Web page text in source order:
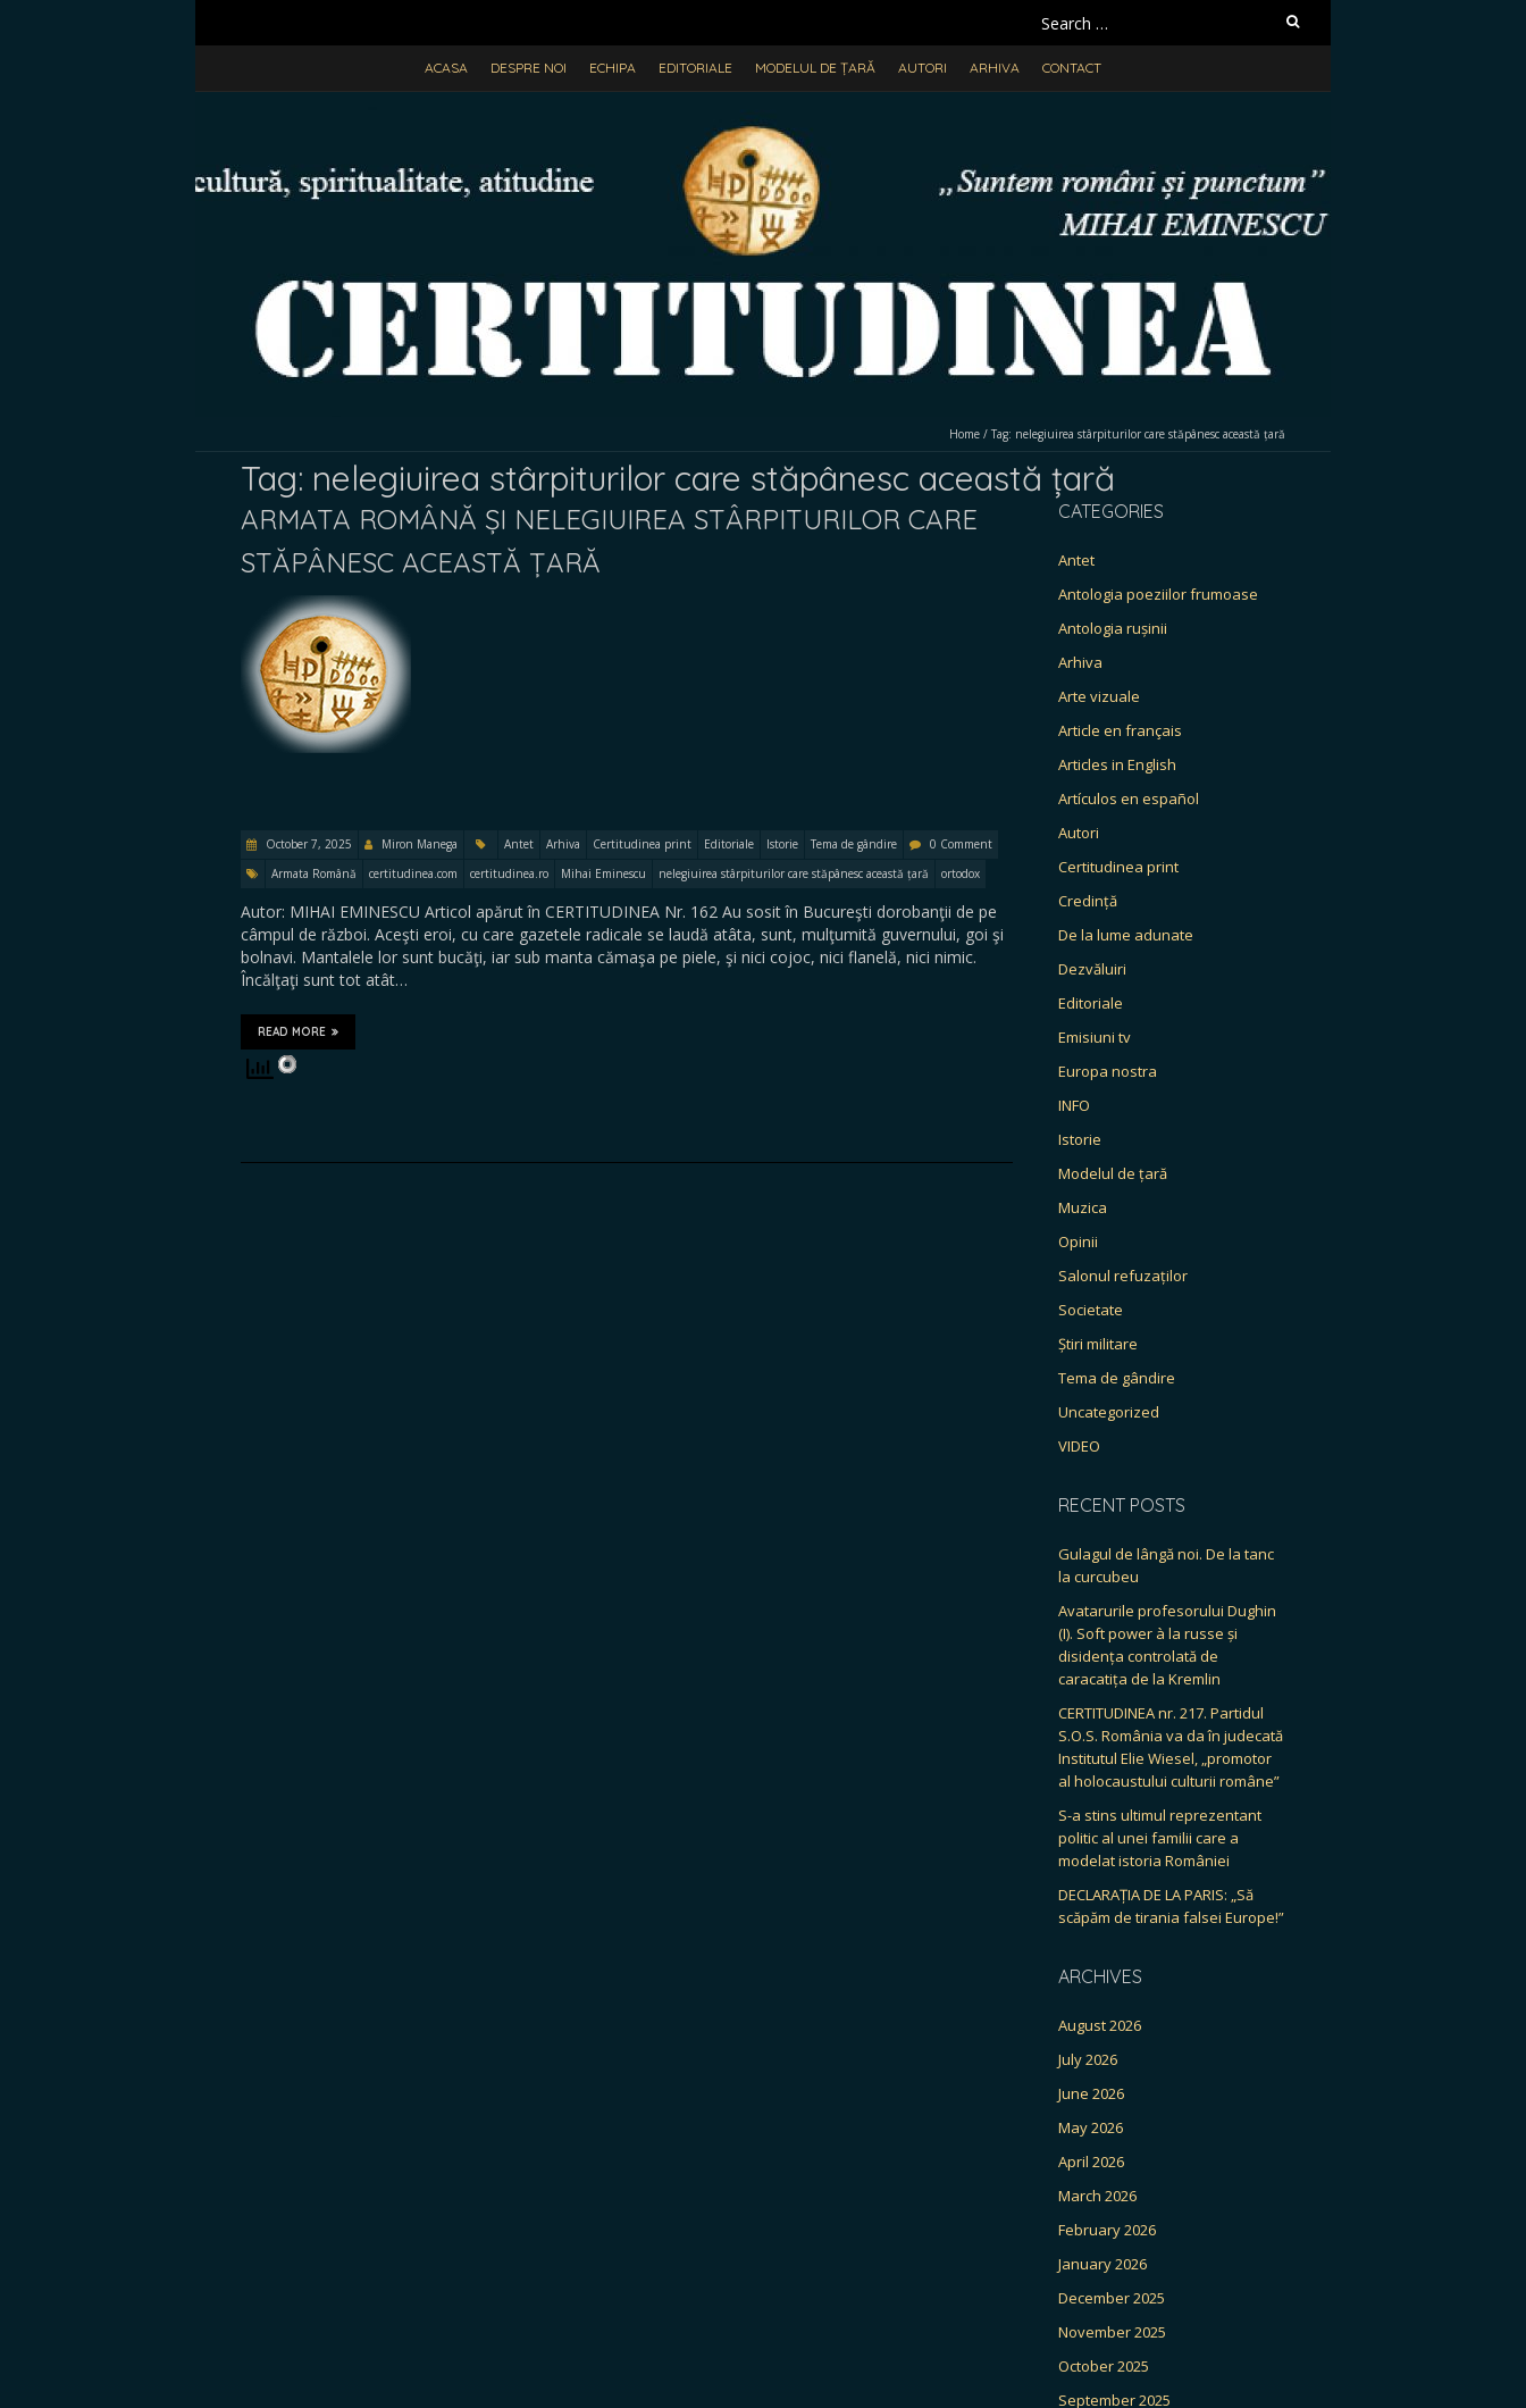
Search
for:
ACASA DESPRE NOI ECHIPA EDITORIALE MODELUL DE ȚARĂ AUTORI ARHIVA CONTACT
Home / Tag: nelegiuirea stârpiturilor care stăpânesc această țară
Tag: nelegiuirea stârpiturilor care stăpânesc această țară
ARMATA ROMÂNĂ ȘI NELEGIUIREA STÂRPITURILOR CARE
STĂPÂNESC ACEASTĂ ȚARĂ
October 7, 2025 Miron Manega Antet Arhiva Certitudinea print Editoriale Istorie Tema de gândire
0 Comment
Armata Română
certitudinea.com certitudinea.ro Mihai Eminescu nelegiuirea stârpiturilor care stăpânesc această țară ortodox
Autor: MIHAI EMINESCU Articol apărut în CERTITUDINEA Nr. 162 Au sosit în Bucureşti dorobanţii de pe
câmpul de război. Aceşti eroi, cu care gazetele radicale se laudă atâta, sunt, mulţumită guvernului, goi şi
bolnavi. Mantalele lor sunt bucăţi, iar sub manta cămaşa pe piele, şi nici cojoc, nici flanelă, nici nimic.
Încălţaţi sunt tot atât…
READ MORE
CATEGORIES
Antet
Antologia poeziilor frumoase
Antologia rușinii
Arhiva
Arte vizuale
Article en français
Articles in English
Artículos en español
Autori
Certitudinea print
Credință
De la lume adunate
Dezvăluiri
Editoriale
Emisiuni tv
Europa nostra
INFO
Istorie
Modelul de țară
Muzica
Opinii
Salonul refuzaților
Societate
Știri militare
Tema de gândire
Uncategorized
VIDEO
RECENT POSTS
Gulagul de lângă noi. De la tanc
la curcubeu
Avatarurile profesorului Dughin
(I). Soft power à la russe și
disidența controlată de
caracatița de la Kremlin
CERTITUDINEA nr. 217. Partidul
S.O.S. România va da în judecată
Institutul Elie Wiesel, „promotor
al holocaustului culturii române”
S-a stins ultimul reprezentant
politic al unei familii care a
modelat istoria României
DECLARAȚIA DE LA PARIS: „Să
scăpăm de tirania falsei Europe!”
ARCHIVES
August 2026
July 2026
June 2026
May 2026
April 2026
March 2026
February 2026
January 2026
December 2025
November 2025
October 2025
September 2025